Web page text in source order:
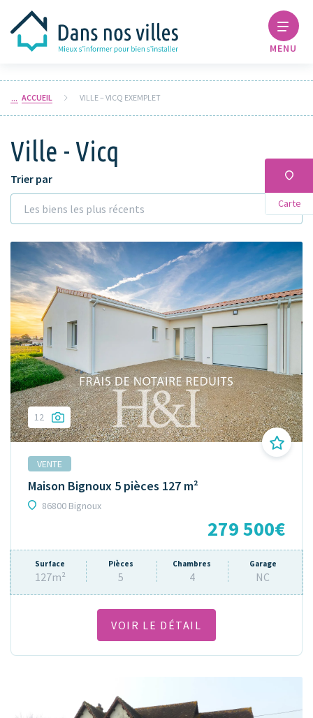
MENU
ACCUEIL VILLE – VICQ EXEMPLET
Ville - Vicq
Carte
Trier par
Les biens les plus récents
12
VENTE
Maison Bignoux 5 pièces 127 m²
86800 Bignoux
279 500€
Surface
127m²
Pièces
5
Chambres
4
Garage
NC
VOIR LE DÉTAIL